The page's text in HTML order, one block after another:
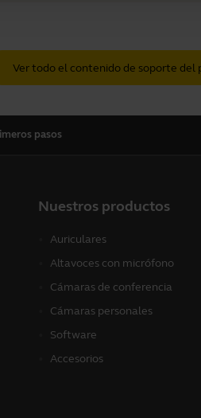
Ver todo el contenido de soporte del
pasos
Nuestros productos
Auriculares
Altavoces con micrófono
Cámaras de conferencia
Cámaras personales
Software
Accesorios